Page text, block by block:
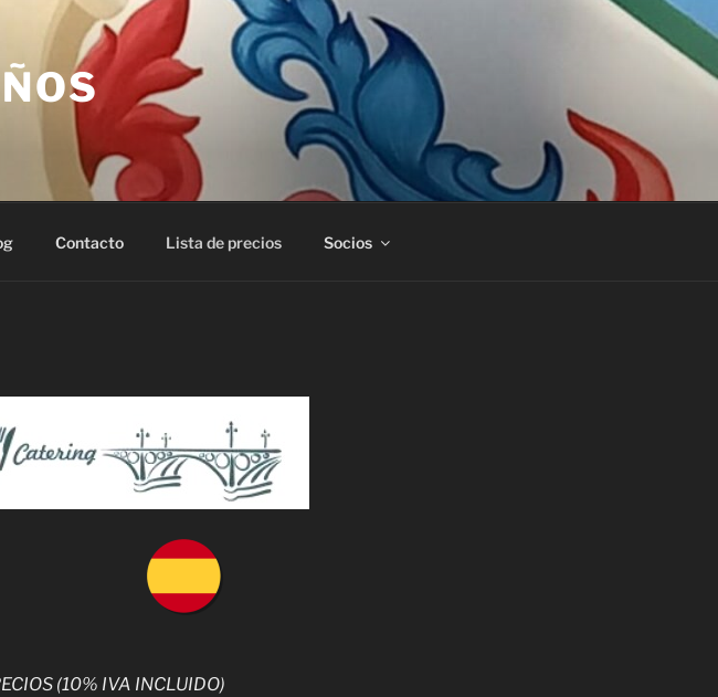
Contacto Lista de precios Socios
(10% IVA INCLUIDO)